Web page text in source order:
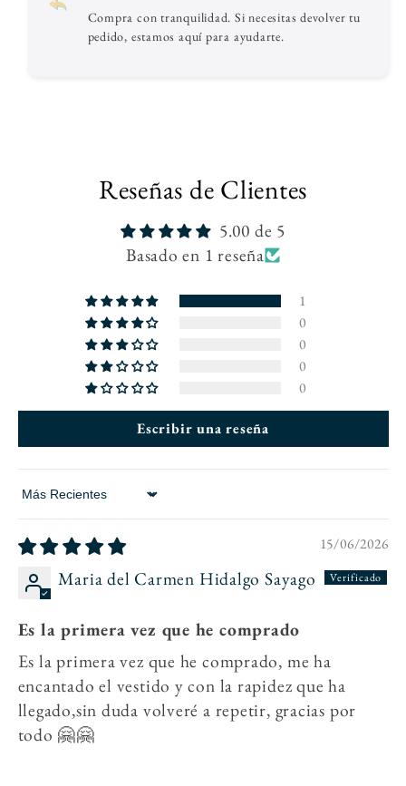
Compra con tranquilidad. Si necesitas devolver tu
pedido, estamos aquí para ayudarte.
Reseñas de Clientes
5.00 de 5
Basado en 1 reseña
1
0
0
0
0
Escribir una reseña
Sort by
15/06/2026
Maria del Carmen Hidalgo Sayago
Es la primera vez que he comprado
Es la primera vez que he comprado, me ha
encantado el vestido y con la rapidez que ha
llegado,sin duda volveré a repetir, gracias por
todo 🤗🤗